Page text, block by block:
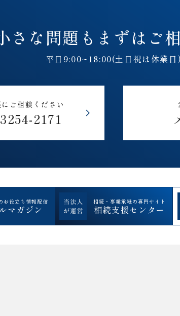
さな問題も まずはご
平日9:00~18:00(土日祝は休業日)
ご相談ください
2171
お役立ち情報配信
マガジン
相続・事業承継の専門サイト
相続支援センター